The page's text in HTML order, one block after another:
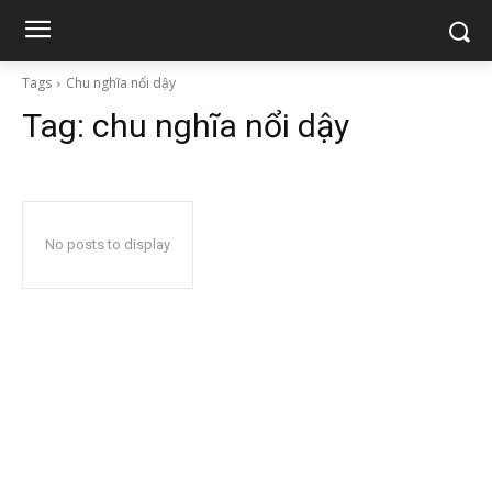
Tags Chu nghĩa nổi dậy
Tag: chu nghĩa nổi dậy
No posts to display